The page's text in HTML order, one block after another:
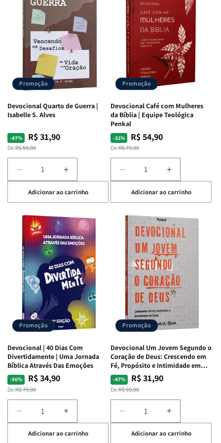
Promoção
Devocional Quarto de Guerra |
Isabelle S. Alves
-47%
Preço
normal
De:R$ 59,90
Preço
promocional
R$ 31,90
Diminuir
a
quantidade
de
Devocional
Quarto
de
Guerra
Isabelle
S.
Alves
Aumentar
a
quantidade
de
Devocional
Quarto
de
Guerra
|
Isabelle
S.
Alves
Adicionar ao carrinho
Promoção
Devocional Café com Mulheres
da Bíblia | Equipe Teológica
Penkal
-31%
Preço
normal
De:R$ 79,90
Preço
promocional
R$ 54,90
Diminuir
a
quantidade
de
Devocional
Café
com
Mulheres
da
Bíblia
Equipe
Teológica
Penkal
Aumentar
a
quantidade
de
Devocional
Café
com
Mulheres
da
Bíblia
|
Equipe
Teológica
Penkal
Adicionar ao carrinho
Promoção
Devocional | 40 Dias Com
Divertidamente | Uma Jornada
Bíblica Através Das Emoções
-56%
Preço
normal
De:R$ 79,90
Preço
promocional
R$ 34,90
Diminuir
a
quantidade
Aumentar
a
quantidade
Adicionar ao carrinho
Promoção
Devocional Um Jovem Segundo o
Coração de Deus: Crescendo em
Fé, Propósito e Intimidade em
Deus
-47%
Preço
normal
De:R$ 59,90
Preço
promocional
R$ 31,90
Diminuir
a
quantidade
Aumentar
a
quantidade
Adicionar ao carrinho